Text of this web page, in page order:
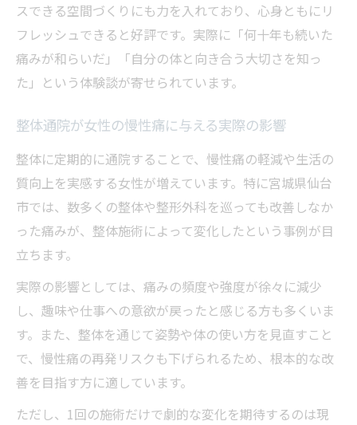
スできる空間づくりにも力を入れており、心身ともにリ
フレッシュできると好評です。実際に「何十年も続いた
痛みが和らいだ」「自分の体と向き合う大切さを知っ
た」という体験談が寄せられています。
整体通院が女性の慢性痛に与える実際の影響
整体に定期的に通院することで、慢性痛の軽減や生活の
質向上を実感する女性が増えています。特に宮城県仙台
市では、数多くの整体や整形外科を巡っても改善しなか
った痛みが、整体施術によって変化したという事例が目
立ちます。
実際の影響としては、痛みの頻度や強度が徐々に減少
し、趣味や仕事への意欲が戻ったと感じる方も多くいま
す。また、整体を通じて姿勢や体の使い方を見直すこと
で、慢性痛の再発リスクも下げられるため、根本的な改
善を目指す方に適しています。
ただし、1回の施術だけで劇的な変化を期待するのは現